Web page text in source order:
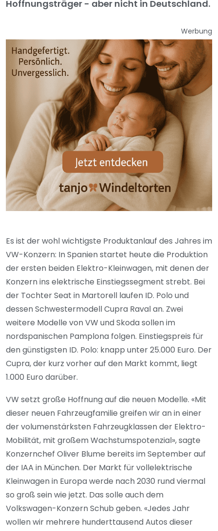
Hoffnungsträger - aber nicht in Deutschland.
Werbung
Es ist der wohl wichtigste Produktanlauf des Jahres im
VW-Konzern: In Spanien startet heute die Produktion
der ersten beiden Elektro-Kleinwagen, mit denen der
Konzern ins elektrische Einstiegssegment strebt. Bei
der Tochter Seat in Martorell laufen ID. Polo und
dessen Schwestermodell Cupra Raval an. Zwei
weitere Modelle von VW und Skoda sollen im
nordspanischen Pamplona folgen. Einstiegspreis für
den günstigsten ID. Polo: knapp unter 25.000 Euro. Der
Cupra, der kurz vorher auf den Markt kommt, liegt
1.000 Euro darüber.
VW setzt große Hoffnung auf die neuen Modelle. «Mit
dieser neuen Fahrzeugfamilie greifen wir an in einer
der volumenstärksten Fahrzeugklassen der Elektro-
Mobilität, mit großem Wachstumspotenzial», sagte
Konzernchef Oliver Blume bereits im September auf
der IAA in München. Der Markt für vollelektrische
Kleinwagen in Europa werde nach 2030 rund viermal
so groß sein wie jetzt. Das solle auch dem
Volkswagen-Konzern Schub geben. «Jedes Jahr
wollen wir mehrere hunderttausend Autos dieser